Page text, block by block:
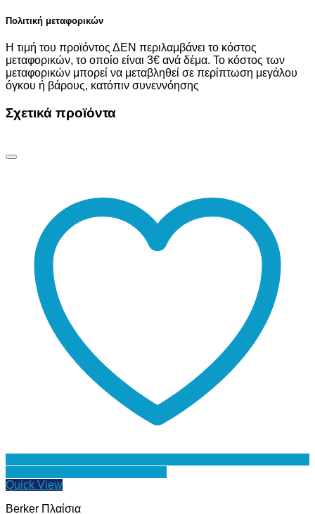
Πολιτική μεταφορικών
Η τιμή του προϊόντος ΔΕΝ περιλαμβάνει το κόστος
μεταφορικών, το οποίο είναι 3€ ανά δέμα. Το κόστος των
μεταφορικών μπορεί να μεταβληθεί σε περίπτωση μεγάλου
όγκου ή βάρους, κατόπιν συνεννόησης
Σχετικά προϊόντα
Quick View
Berker Πλαίσια